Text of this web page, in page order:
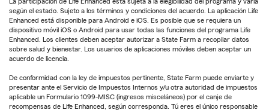
según el estado. Sujeto a los términos y condiciones del acuerdo. La aplicación Life
Enhanced está disponible para Android e iOS. Es posible que se requiera un
dispositivo móvil iOS o Android para usar todas las funciones del programa Life
Enhanced. Los clientes deben aceptar autorizar a State Farm a recopilar datos
sobre salud y bienestar. Los usuarios de aplicaciones móviles deben aceptar un
acuerdo de licencia.
De conformidad con la ley de impuestos pertinente, State Farm puede enviarte y
presentar ante el Servicio de Impuestos Internos y/u otra autoridad de impuestos
aplicable un Formulario 1099-MISC (ingresos misceláneos) por el canje de
recompensas de Life Enhanced, según corresponda. Tú eres el único responsable